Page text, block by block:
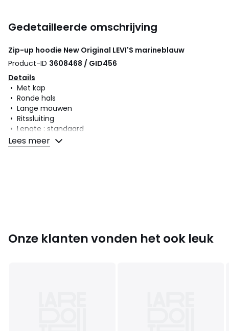
Gedetailleerde omschrijving
Zip-up hoodie New Original LEVI'S marineblauw
Product-ID 3608468 / GID456
Details
• Met kap
• Ronde hals
• Lange mouwen
• Ritssluiting
• Lengte : standaard
Samenstelling en onderhoud
Lees meer
Onze klanten vonden het ook leuk